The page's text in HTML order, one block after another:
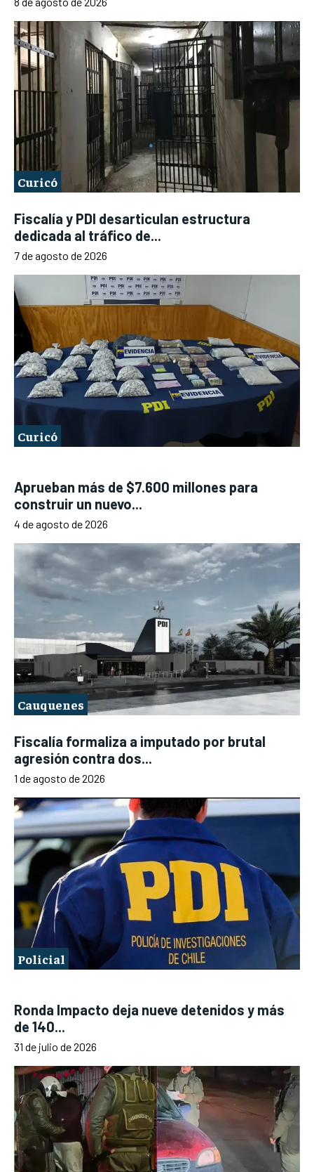
Curicó
Fiscalía y PDI desarticulan estructura
dedicada al tráfico de...
7 de agosto de 2026
Curicó
Aprueban más de $7.600 millones para
construir un nuevo...
4 de agosto de 2026
Cauquenes
Fiscalía formaliza a imputado por brutal
agresión contra dos...
1 de agosto de 2026
Policial
Ronda Impacto deja nueve detenidos y más
de 140...
31 de julio de 2026